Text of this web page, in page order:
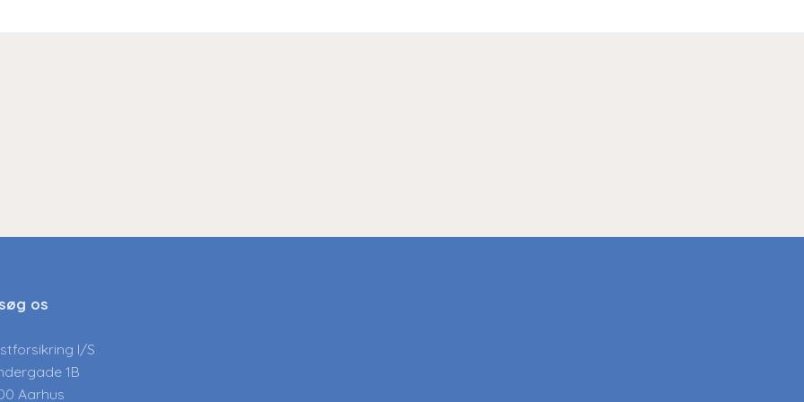
os
I/S
1B
Aarhus